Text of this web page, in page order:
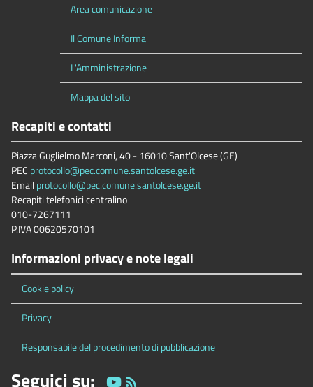
Area comunicazione
Il Comune Informa
L'Amministrazione
Mappa del sito
Recapiti e contatti
Piazza Guglielmo Marconi, 40 - 16010 Sant'Olcese (GE)
PEC protocollo@pec.comune.santolcese.ge.it
Emailprotocollo@pec.comune.santolcese.ge.it
Recapiti telefonici centralino
010-7267111
P.IVA 00620570101
Informazioni privacy e note legali
Cookie policy
Privacy
Responsabile del procedimento di pubblicazione
Seguici su: